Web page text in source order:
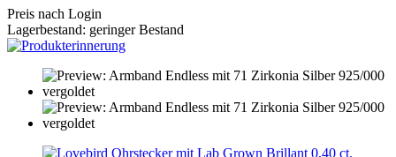
Preis nach Login
Lagerbestand: geringer Bestand